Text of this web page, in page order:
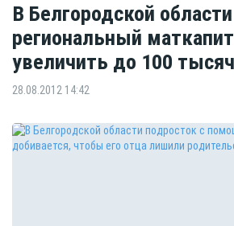
В Белгородской области
региональный
увеличить до 100
28.08.2012 14:42